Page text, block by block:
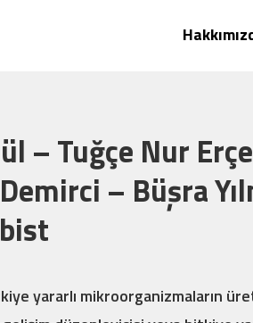
– Tuğçe Nur
– Büşra
yararlı mikroorganizmaların